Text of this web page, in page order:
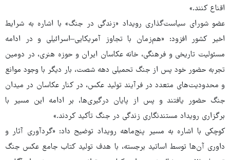
اقناع کنند.»
عضو شورای سیاست‌گذاری رویداد «زندگی در جنگ» با اشاره به شرایط
اخیر کشور افزود: «هم‌زمان با تجاوز آمریکایی–اسرائیلی و در ادامه
مسئولیت تاریخی و فرهنگی، خانه عکاسان ایران و حوزه هنری، در دومین
تجربه حضور خود پس از جنگ تحمیلی دهه شصت، بار دیگر با وجود موانع
و محدودیت‌های متعدد در فرآیند تولید عکس، در کنار عکاسان در میدان
جنگ حضور یافتند و پس از پایان درگیری‌ها، بر ادامه این مسیر با
برگزاری رویداد مستندنگاری زندگی در جنگ تأکید کردند.»
کوچکی با اشاره به مسیر پنج‌ماهه رویداد توضیح داد: «گردآوری آثار و
داوری آن‌ها توسط اساتید برجسته، با هدف تولید کتاب جامع عکس جنگ